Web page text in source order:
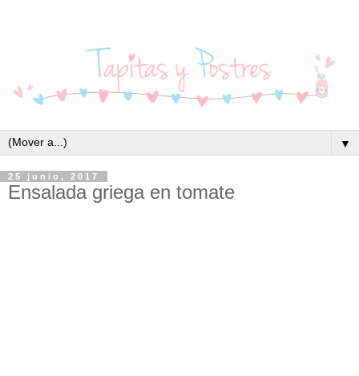
▼
25 junio, 2017
Ensalada griega en tomate